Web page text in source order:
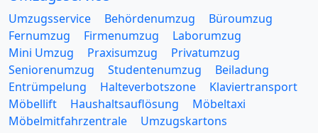
Umzugsservice Behördenumzug
Büroumzug
Fernumzug
Firmenumzug
Laborumzug
Mini Umzug
Praxisumzug
Privatumzug
Seniorenumzug
Studentenumzug
Beiladung
Entrümpelung
Halteverbotszone
Klaviertransport
Möbellift
Haushaltsauflösung
Möbeltaxi
Möbelmitfahrzentrale
Umzugskartons